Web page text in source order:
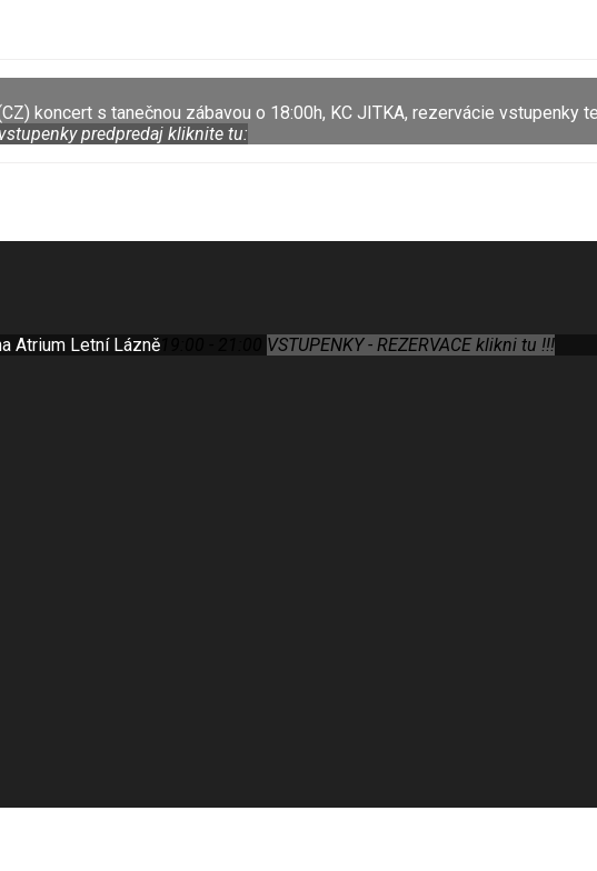
koncert s tanečnou zábavou o 18:00h, KC JITKA, rezervácie vstupenky
vstupenky predpredaj kliknite tu:
Atrium Letní Lázně VSTUPENKY - REZERVACE klikni tu !!!